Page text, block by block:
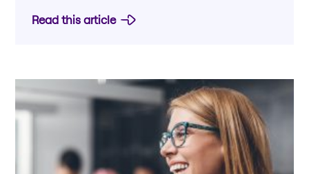
Read this article